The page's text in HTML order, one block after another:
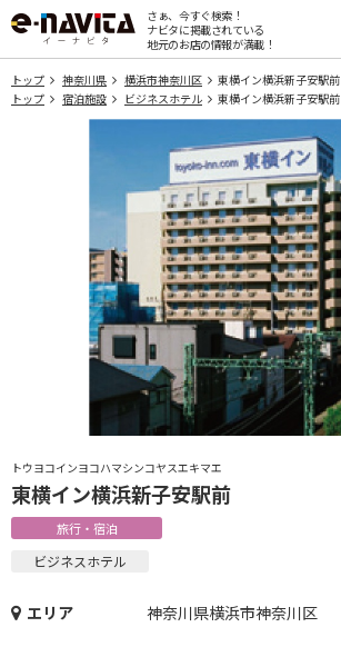
さぁ、今すぐ検索！
ナビタに掲載されている
地元のお店の情報が満載！
トップ 神奈川県 横浜市神奈川区
東横イン横浜新子安駅前
トップ
宿泊施設 ビジネスホテル 東横イン横浜新子安駅前
トウヨコインヨコハマシンコヤスエキマエ
東横イン横浜新子安駅前
旅行・宿泊
ビジネスホテル
エリア 神奈川県横浜市神奈川区